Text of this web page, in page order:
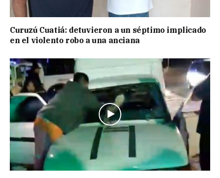
Curuzú Cuatiá: detuvieron a un séptimo implicado
en el violento robo a una anciana